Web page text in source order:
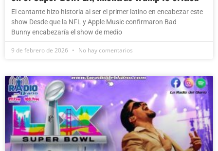
El cantante hizo historia al ser el primer latino en encabezar este
show Desde que la NFL y Apple Music confirmaron Bad
Bunny encabezaría el show de medio
9 de febrero de 2026 No hay comentarios